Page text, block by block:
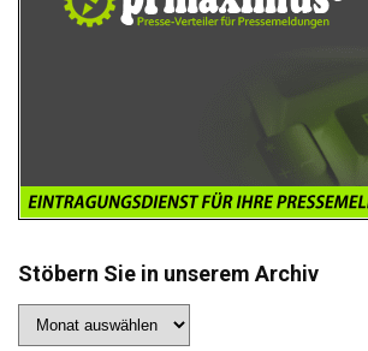
Stöbern Sie in unserem Archiv
Sie